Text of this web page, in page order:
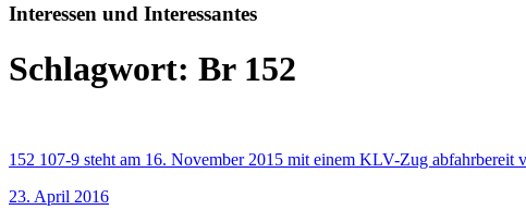
Interessen und Interessantes
Schlagwort: Br 152
152 107-9 steht am 16. November 2015 mit einem KLV-Zug
23. April 2016